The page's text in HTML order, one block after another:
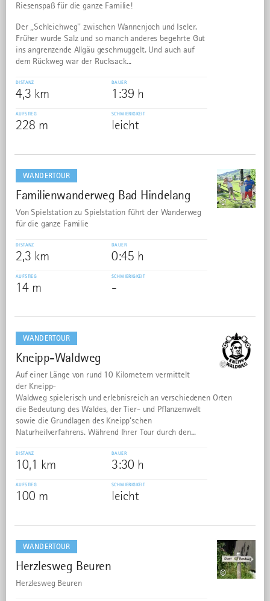
Riesenspaß für die ganze Familie!
Der ,,Schleichweg'' zwischen Wannenjoch und Iseler.
Früher wurde Salz und so manch anderes begehrte Gut
ins angrenzende Allgäu geschmuggelt. Und auch auf
dem Rückweg war der Rucksack...
DISTANZ
4,3 km
DAUER
1:39 h
AUFSTIEG
228 m
SCHWIERIGKEIT
leicht
WANDERTOUR
24
Familienwanderweg Bad Hindelang
©
Von Spielstation zu Spielstation führt der Wanderweg
für die ganze Familie
DISTANZ
2,3 km
DAUER
0:45 h
AUFSTIEG
14 m
SCHWIERIGKEIT
-
dazu
WANDERTOUR
25
Kneipp-Waldweg
©
Auf einer Länge von rund 10 Kilometern vermittelt
der Kneipp-
Waldweg spielerisch und erlebnisreich an verschiedenen Orten
die Bedeutung des Waldes, der Tier- und Pflanzenwelt
sowie die Grundlagen des Kneipp’schen
Naturheilverfahrens. Während Ihrer Tour durch den...
DISTANZ
10,1 km
DAUER
3:30 h
AUFSTIEG
100 m
SCHWIERIGKEIT
leicht
dazu
WANDERTOUR
26
Herzlesweg Beuren
©
Herzlesweg Beuren
dazu